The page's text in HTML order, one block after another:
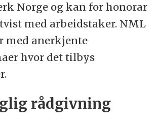
Norge og kan for honorar
med arbeidstaker. NML
med anerkjente
hvor det tilbys
rådgivning